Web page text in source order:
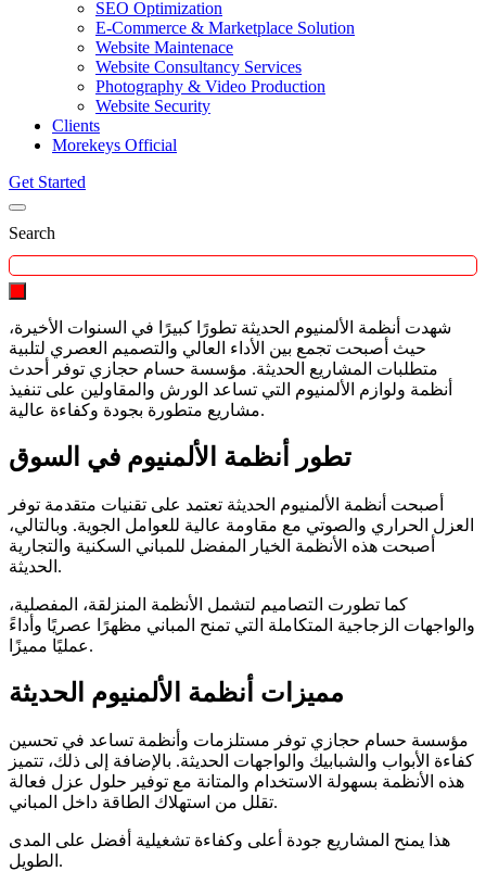
SEO Optimization
E-Commerce & Marketplace Solution
Website Maintenace
Website Consultancy Services
Photography & Video Production
Website Security
Clients
Morekeys Official
Get Started
Search
شهدت أنظمة الألمنيوم الحديثة تطورًا كبيرًا في السنوات الأخيرة،
حيث أصبحت تجمع بين الأداء العالي والتصميم العصري لتلبية
متطلبات المشاريع الحديثة. مؤسسة حسام حجازي توفر أحدث
أنظمة ولوازم الألمنيوم التي تساعد الورش والمقاولين على تنفيذ
مشاريع متطورة بجودة وكفاءة عالية.
تطور أنظمة الألمنيوم في السوق
أصبحت أنظمة الألمنيوم الحديثة تعتمد على تقنيات متقدمة توفر
العزل الحراري والصوتي مع مقاومة عالية للعوامل الجوية. وبالتالي،
أصبحت هذه الأنظمة الخيار المفضل للمباني السكنية والتجارية
الحديثة.
كما تطورت التصاميم لتشمل الأنظمة المنزلقة، المفصلية،
والواجهات الزجاجية المتكاملة التي تمنح المباني مظهرًا عصريًا وأداءً
عمليًا مميزًا.
مميزات أنظمة الألمنيوم الحديثة
مؤسسة حسام حجازي توفر مستلزمات وأنظمة تساعد في تحسين
كفاءة الأبواب والشبابيك والواجهات الحديثة. بالإضافة إلى ذلك، تتميز
هذه الأنظمة بسهولة الاستخدام والمتانة مع توفير حلول عزل فعالة
تقلل من استهلاك الطاقة داخل المباني.
هذا يمنح المشاريع جودة أعلى وكفاءة تشغيلية أفضل على المدى
الطويل.